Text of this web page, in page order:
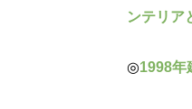
ンテリア
◎1998年